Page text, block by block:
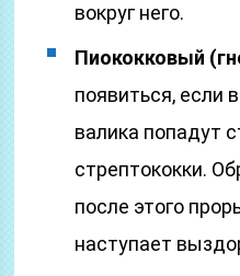
вокруг него.
Пиококковый
появиться, если
валика попадут
стрептококки.
после этого
наступает